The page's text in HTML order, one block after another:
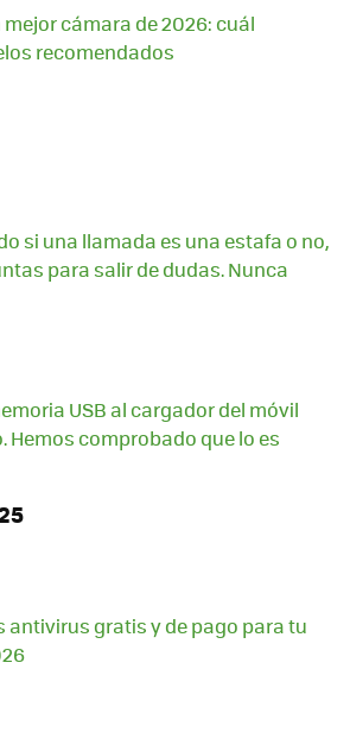
cámara de 2026: cuál
recomendados
si una llamada es una estafa o no,
para salir de dudas. Nunca
USB al cargador del móvil
Hemos comprobado que lo es
antivirus gratis y de pago para tu